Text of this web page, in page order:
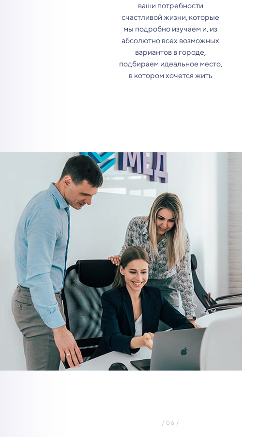
ваши потребности
счастливой жизни, которые
мы подробно изучаем и, из
абсолютно всех возможных
вариантов в городе,
подбираем идеальное место,
в котором хочется жить